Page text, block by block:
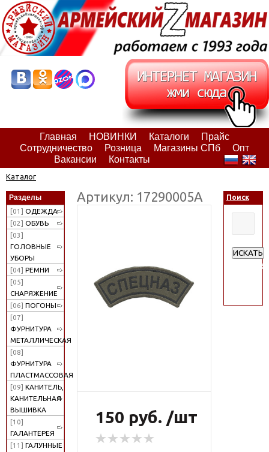
Главная НОВИНКИ Каталоги
Прайс
Сотрудничество
Розница Магазины СПб
Опт
Вакансии
Контакты
Каталог
Разделы
[01] ОДЕЖДА
[02] ОБУВЬ
[03]
ГОЛОВНЫЕ
УБОРЫ
[04] РЕМНИ
[05]
СНАРЯЖЕНИЕ
[06] ПОГОНЫ
[07]
ФУРНИТУРА
МЕТАЛЛИЧЕСКАЯ
[08]
ФУРНИТУРА
ПЛАСТМАССОВАЯ
[09] КАНИТЕЛЬ,
КАНИТЕЛЬНАЯ
ВЫШИВКА
[10]
ГАЛАНТЕРЕЯ
[11] ГАЛУННЫЕ
Артикул: 17290005А
150 руб. /шт
Поиск
ИСКАТЬ